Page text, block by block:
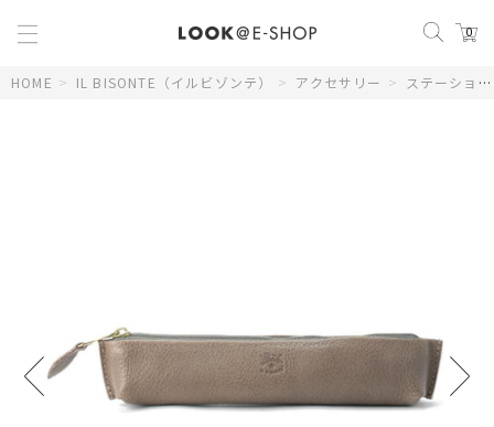
0
HOME > IL BISONTE（イルビゾンテ） > アクセサリー > ステーショナリー